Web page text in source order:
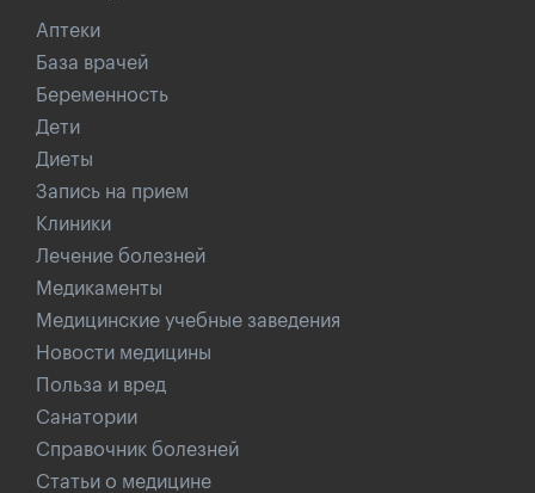
Аптеки
База врачей
Беременность
Дети
Диеты
Запись на прием
Клиники
Лечение болезней
Медикаменты
Медицинские учебные заведения
Новости медицины
Польза и вред
Санатории
Справочник болезней
Статьи о медицине